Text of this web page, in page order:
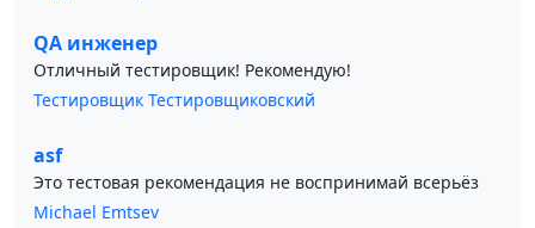
QA инженер
Отличный тестировщик! Рекомендую!
Тестировщик Тестировщиковский
asf
Это тестовая рекомендация не воспринимай всерьёз
Michael Emtsev